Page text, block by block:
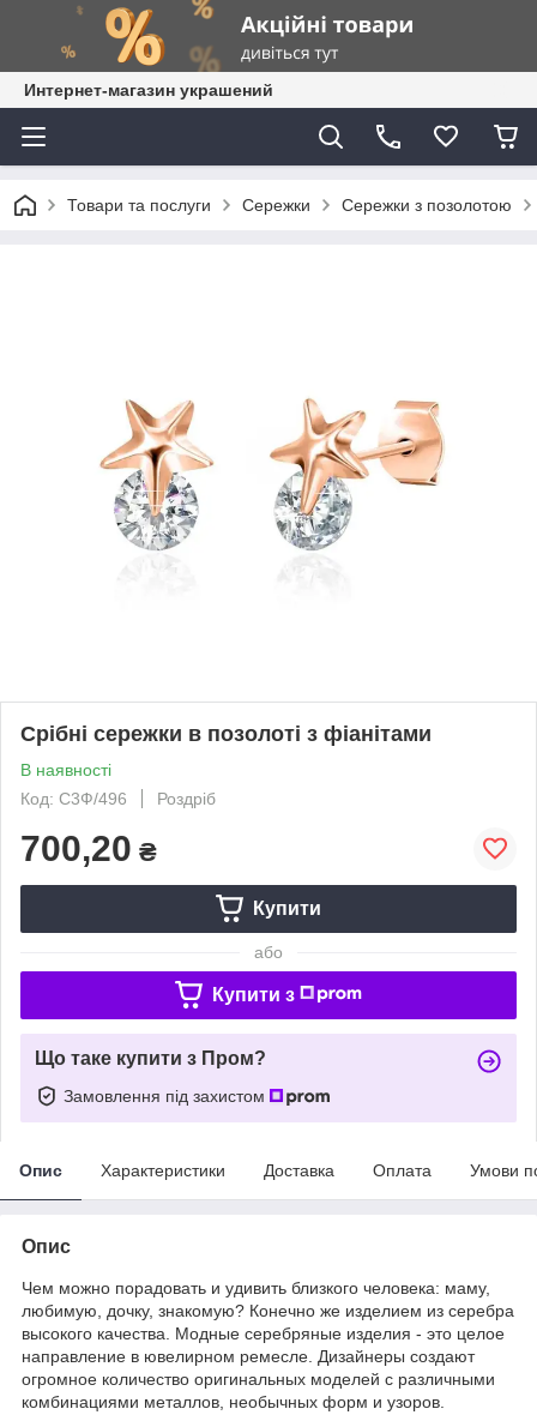
Интернет-магазин украшений
Товари та послуги Сережки Сережки з позолотою
Срібні сережки в позолоті з фіанітами
В наявності
Код: С3Ф/496
Роздріб
700,20 ₴
Купити
або
Купити з
Що таке купити з Пром?
Замовлення під захистом
Опис Характеристики Доставка Оплата Умови
Опис
Чем можно порадовать и удивить близкого человека: маму,
любимую, дочку, знакомую? Конечно же изделием из серебра
высокого качества. Модные серебряные изделия - это целое
направление в ювелирном ремесле. Дизайнеры создают
огромное количество оригинальных моделей с различными
комбинациями металлов, необычных форм и узоров.